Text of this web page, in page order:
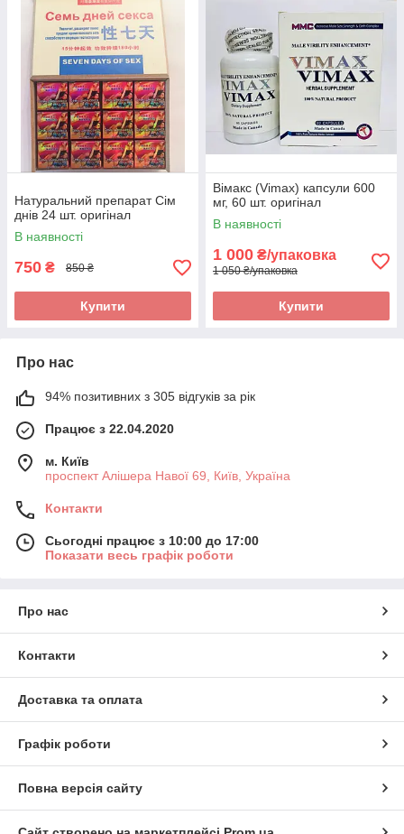
Натуральний препарат Сім
днів 24 шт. оригінал
В наявності
750 ₴ 850 ₴
Купити
Вімакс (Vimax) капсули 600
мг, 60 шт. оригінал
В наявності
1 000 ₴/упаковка
1 050 ₴/упаковка
Купити
Про нас
94% позитивних з 305 відгуків за рік
Працює з 22.04.2020
м. Київ
проспект Алішера Навої 69, Київ, Україна
Контакти
Сьогодні працює з 10:00 до 17:00
Показати весь графік роботи
Про нас
Контакти
Доставка та оплата
Графік роботи
Повна версія сайту